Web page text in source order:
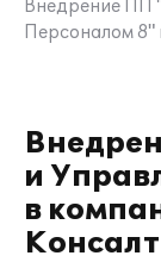
Внедрение ПП
Персоналом
и
в